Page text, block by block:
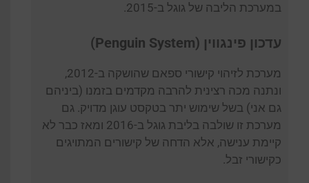
במערכת הליבה של גוגל ב-2015.
עדכון פינגווין (Penguin System)
מערכת לזיהוי קישורי ספאם שהושקה ב-2012,
ונתנה מכה רצינית להרבה מקדמים בזמנו (ביניהם
גם אני) בשל שימוש יתר בטקסט עוגן מדויק. גם
מערכת זו שולבה בליבת גוגל ב-2016 ומאז כבר לא
קיימת ענישה, אלא הדחה של קישורים המתויגים
כקישורי זבל.